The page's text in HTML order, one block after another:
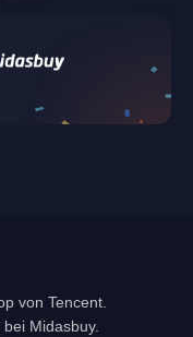
von Tencent.
Midasbuy.